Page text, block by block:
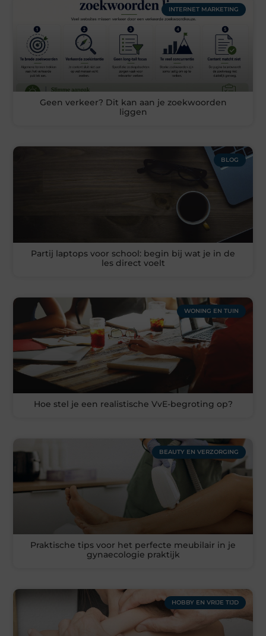
INTERNET MARKETING
Geen verkeer? Dit kan aan je zoekwoorden
liggen
BLOG
Partij laptops voor school: begin bij wat je in de
les direct voelt
WONING EN TUIN
Hoe stel je een realistische VvE-begroting op?
BEAUTY EN VERZORGING
Praktische tips voor het perfecte meubilair in je
gynaecologie praktijk
HOBBY EN VRIJE TIJD